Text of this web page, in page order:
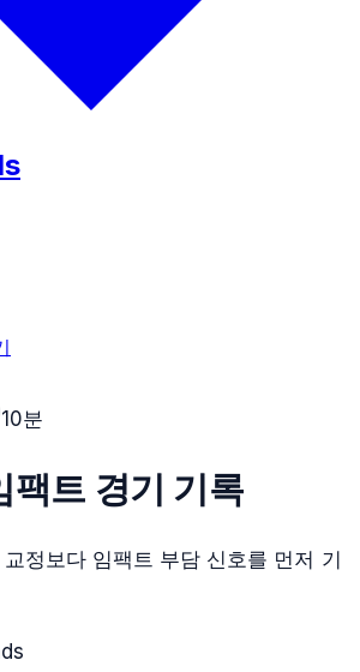
10분
팩트 경기 기록
정보다 임팩트 부담 신호를 먼저 기